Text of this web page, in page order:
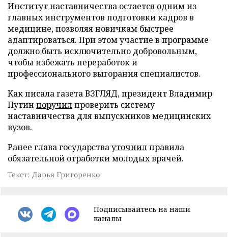
Институт наставничества остается одним из
главных инструментов подготовки кадров в
медицине, позволяя новичкам быстрее
адаптироваться. При этом участие в программе
должно быть исключительно добровольным,
чтобы избежать переработок и
профессионального выгорания специалистов.
Как писала газета ВЗГЛЯД, президент Владимир
Путин поручилпроверить систему
наставничества для выпускников медицинских
вузов.
Ранее глава государствауточнилправила
обязательной отработки молодых врачей.
Текст: Дарья Григоренко
Подписывайтесь на наши
каналы